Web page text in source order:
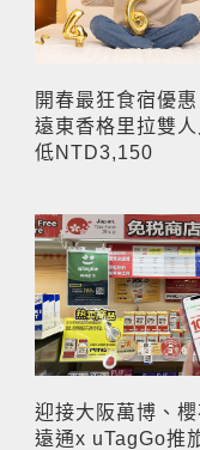
開春最狂食宿優
遠東香格里拉雙
低NTD3,150
迎接大阪萬博、
遠通x uTagGo推